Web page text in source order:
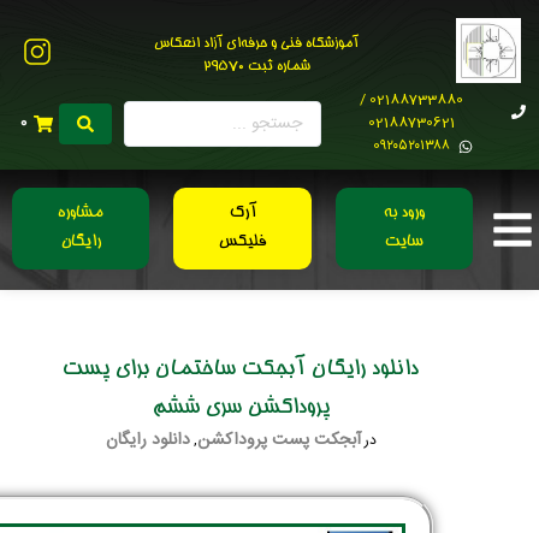
آموزشگاه فنی و حرفه‌ای آزاد انعکاس
شماره ثبت 29570
02188733880 /
02188730621
0۹۲۰۵۲۰۱۳۸۸
0
ورود به
سایت
آرک
فلیکس
مشاوره
رایگان
دانلود رایگان آبجکت ساختمان برای پست
پروداکشن سری ششم
درآبجکت پست پروداکشن,دانلود رایگان